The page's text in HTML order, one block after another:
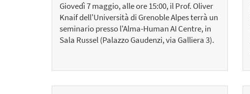
Giovedì 7 maggio, alle ore 15:00, il Prof. Oliver
Knaif dell'Università di Grenoble Alpes terrà un
seminario presso l'Alma-Human AI Centre, in
Sala Russel (Palazzo Gaudenzi, via Galliera 3).